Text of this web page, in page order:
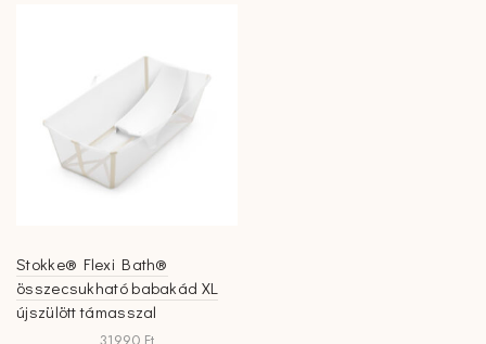
Stokke® Flexi Bath®
összecsukható babakád XL
újszülött támasszal